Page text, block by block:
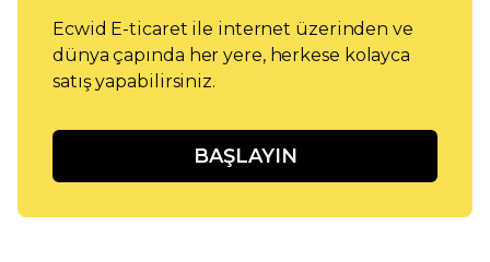
Ecwid E-ticaret ile internet üzerinden ve
dünya çapında her yere, herkese kolayca
satış yapabilirsiniz.
BAŞLAYIN